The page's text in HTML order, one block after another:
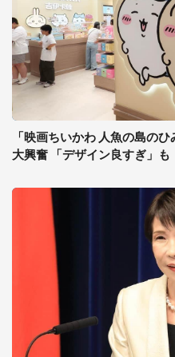
「映画ちいかわ 人魚の島の
大興奮 「デザイン良すぎ」も